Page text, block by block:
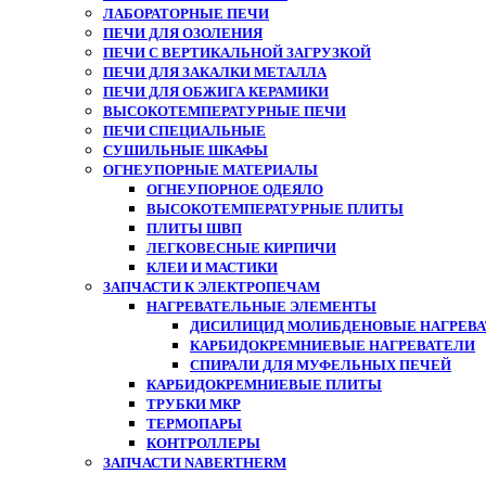
ЛАБОРАТОРНЫЕ ПЕЧИ
ПЕЧИ ДЛЯ ОЗОЛЕНИЯ
ПЕЧИ С ВЕРТИКАЛЬНОЙ ЗАГРУЗКОЙ
ПЕЧИ ДЛЯ ЗАКАЛКИ МЕТАЛЛА
ПЕЧИ ДЛЯ ОБЖИГА КЕРАМИКИ
ВЫСОКОТЕМПЕРАТУРНЫЕ ПЕЧИ
ПЕЧИ СПЕЦИАЛЬНЫЕ
СУШИЛЬНЫЕ ШКАФЫ
ОГНЕУПОРНЫЕ МАТЕРИАЛЫ
ОГНЕУПОРНОЕ ОДЕЯЛО
ВЫСОКОТЕМПЕРАТУРНЫЕ ПЛИТЫ
ПЛИТЫ ШВП
ЛЕГКОВЕСНЫЕ КИРПИЧИ
КЛЕИ И МАСТИКИ
ЗАПЧАСТИ К ЭЛЕКТРОПЕЧАМ
НАГРЕВАТЕЛЬНЫЕ ЭЛЕМЕНТЫ
ДИСИЛИЦИД МОЛИБДЕНОВЫЕ
КАРБИДОКРЕМНИЕВЫЕ НАГРЕВАТЕЛИ
СПИРАЛИ ДЛЯ МУФЕЛЬНЫХ ПЕЧЕЙ
КАРБИДОКРЕМНИЕВЫЕ ПЛИТЫ
ТРУБКИ МКР
ТЕРМОПАРЫ
КОНТРОЛЛЕРЫ
ЗАПЧАСТИ NABERTHERM